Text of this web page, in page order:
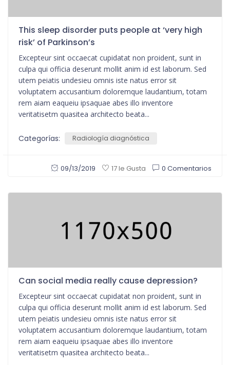
This sleep disorder puts people at ‘very high
risk’ of Parkinson’s
Excepteur sint occaecat cupidatat non proident, sunt in
culpa qui officia deserunt mollit anim id est laborum. Sed
utem peiatis undesieu omnis iste natus error sit
voluptatem accusantium doloremque laudantium, totam
rem aiam eaqueiu ipsaquae abes illo inventore
veritatisetm quasitea architecto beata...
Categorías: Radiología diagnóstica
09/13/2019 17 le Gusta 0 Comentarios
Can social media really cause depression?
Excepteur sint occaecat cupidatat non proident, sunt in
culpa qui officia deserunt mollit anim id est laborum. Sed
utem peiatis undesieu omnis iste natus error sit
voluptatem accusantium doloremque laudantium, totam
rem aiam eaqueiu ipsaquae abes illo inventore
veritatisetm quasitea architecto beata...